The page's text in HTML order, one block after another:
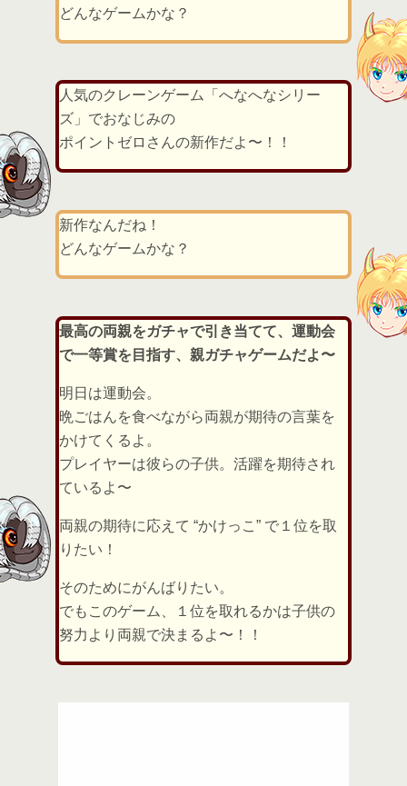
どんなゲームかな？
人気のクレーンゲーム「へなへなシリー
ズ」でおなじみの
ポイントゼロさんの新作だよ〜！！
新作なんだね！
どんなゲームかな？
最高の両親をガチャで引き当てて、運動会
で一等賞を目指す、親ガチャゲームだよ〜
明日は運動会。
晩ごはんを食べながら両親が期待の言葉を
かけてくるよ。
プレイヤーは彼らの子供。活躍を期待され
ているよ〜
両親の期待に応えて “かけっこ” で１位を取
りたい！
そのためにがんばりたい。
でもこのゲーム、１位を取れるかは子供の
努力より両親で決まるよ〜！！